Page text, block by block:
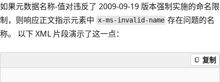
如果元数据名称-值对违反了 2009-09-19 版本强制实施的命名限
制，则响应正文指示元素中 x-ms-invalid-name 存在问题的名
称。 以下 XML 片段演示了这一点：
复制